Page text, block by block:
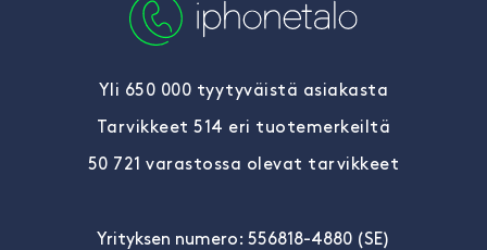
Yli 650 000 tyytyväistä asiakasta
Tarvikkeet 514 eri tuotemerkeiltä
50 721 varastossa olevat tarvikkeet
Yrityksen numero: 556818-4880 (SE)